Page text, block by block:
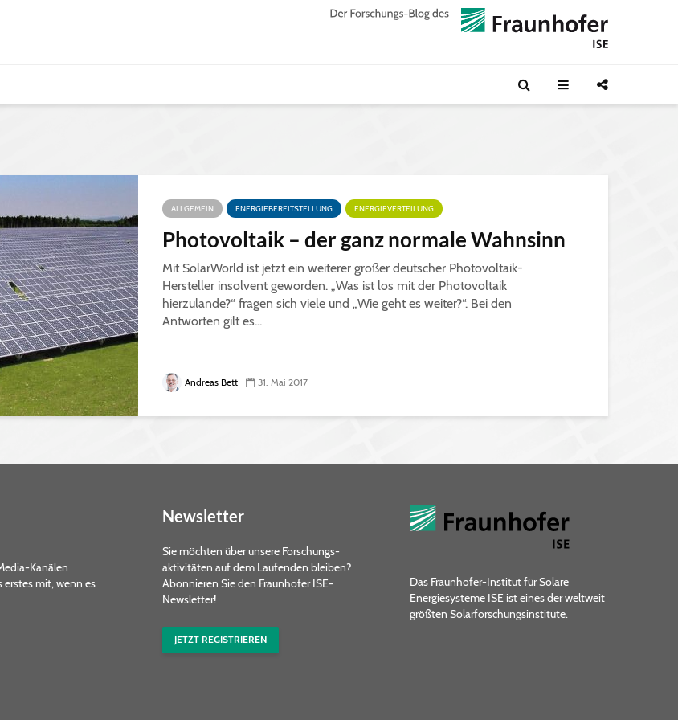
ALLGEMEIN ENERGIEBEREITSTELLUNG ENERGIEVERTEILUNG
Photovoltaik – der ganz normale Wahnsinn
Mit SolarWorld ist jetzt ein weiterer großer deutscher Photovoltaik-
Hersteller insolvent geworden. „Was ist los mit der Photovoltaik
hierzulande?“ fragen sich viele und „Wie geht es weiter?“. Bei den
Antworten gilt es...
Andreas Bett 31. Mai 2017
Kanälen
erstes mit, wenn es
Newsletter
Sie möchten über unsere Forschungs­
aktivitäten auf dem Laufenden bleiben?
Abonnieren Sie den Fraunhofer ISE-
Newsletter!
JETZT REGISTRIEREN
Das Fraunhofer-Institut für Solare
Energiesysteme ISE ist eines der weltweit
größten Solarforschungsinstitute.